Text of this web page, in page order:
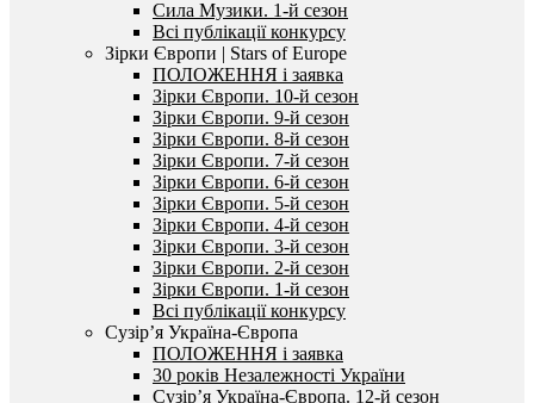
Сила Музики. 1-й сезон
Всі публікації конкурсу
Зірки Європи | Stars of Europe
ПОЛОЖЕННЯ і заявка
Зірки Європи. 10-й сезон
Зірки Європи. 9-й сезон
Зірки Європи. 8-й сезон
Зірки Європи. 7-й сезон
Зірки Європи. 6-й сезон
Зірки Європи. 5-й сезон
Зірки Європи. 4-й сезон
Зірки Європи. 3-й сезон
Зірки Європи. 2-й сезон
Зірки Європи. 1-й сезон
Всі публікації конкурсу
Сузір’я Україна-Європа
ПОЛОЖЕННЯ і заявка
30 років Незалежності України
Сузір’я Україна-Європа. 12-й сезон